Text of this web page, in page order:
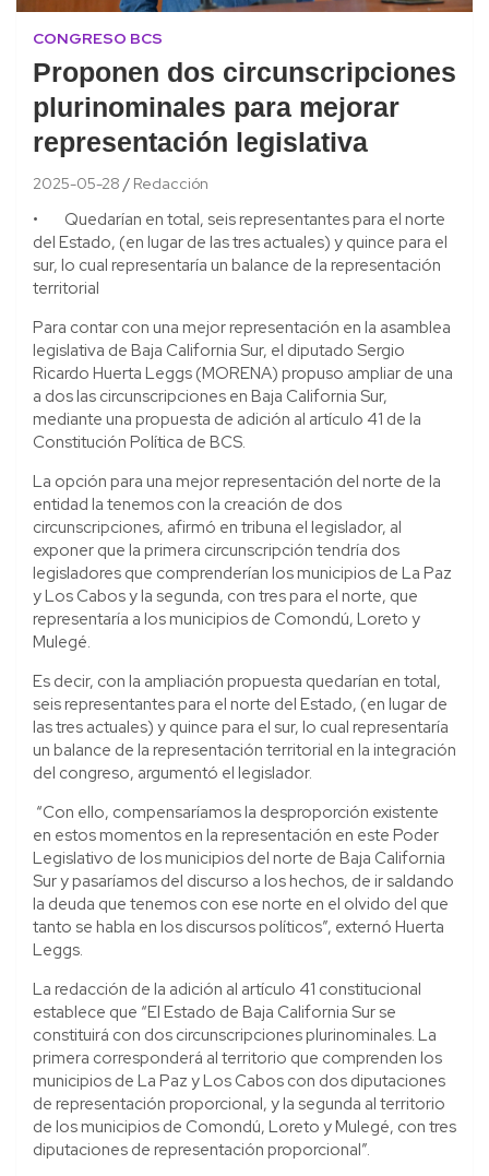
CONGRESO BCS
Proponen dos circunscripciones
plurinominales para mejorar
representación legislativa
2025-05-28 Redacción
• Quedarían en total, seis representantes para el norte
del Estado, (en lugar de las tres actuales) y quince para el
sur, lo cual representaría un balance de la representación
territorial
Para contar con una mejor representación en la asamblea
legislativa de Baja California Sur, el diputado Sergio
Ricardo Huerta Leggs (MORENA) propuso ampliar de una
a dos las circunscripciones en Baja California Sur,
mediante una propuesta de adición al artículo 41 de la
Constitución Política de BCS.
La opción para una mejor representación del norte de la
entidad la tenemos con la creación de dos
circunscripciones, afirmó en tribuna el legislador, al
exponer que la primera circunscripción tendría dos
legisladores que comprenderían los municipios de La Paz
y Los Cabos y la segunda, con tres para el norte, que
representaría a los municipios de Comondú, Loreto y
Mulegé.
Es decir, con la ampliación propuesta quedarían en total,
seis representantes para el norte del Estado, (en lugar de
las tres actuales) y quince para el sur, lo cual representaría
un balance de la representación territorial en la integración
del congreso, argumentó el legislador.
“Con ello, compensaríamos la desproporción existente
en estos momentos en la representación en este Poder
Legislativo de los municipios del norte de Baja California
Sur y pasaríamos del discurso a los hechos, de ir saldando
la deuda que tenemos con ese norte en el olvido del que
tanto se habla en los discursos políticos”, externó Huerta
Leggs.
La redacción de la adición al artículo 41 constitucional
establece que “El Estado de Baja California Sur se
constituirá con dos circunscripciones plurinominales. La
primera corresponderá al territorio que comprenden los
municipios de La Paz y Los Cabos con dos diputaciones
de representación proporcional, y la segunda al territorio
de los municipios de Comondú, Loreto y Mulegé, con tres
diputaciones de representación proporcional”.